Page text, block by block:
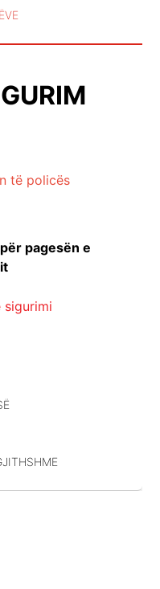
të policës
pagesën e
sigurimi